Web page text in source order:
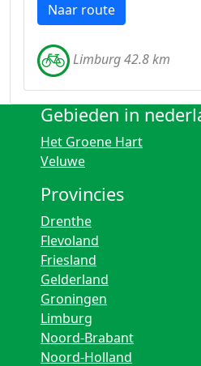
Naar route
Limburg 42.8 km
Gebieden in
Het Groene Hart
Veluwe
Provincies
Drenthe
Flevoland
Friesland
Gelderland
Groningen
Limburg
Noord-Brabant
Noord-Holland